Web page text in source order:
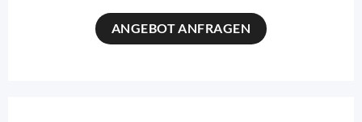
ANGEBOT ANFRAGEN